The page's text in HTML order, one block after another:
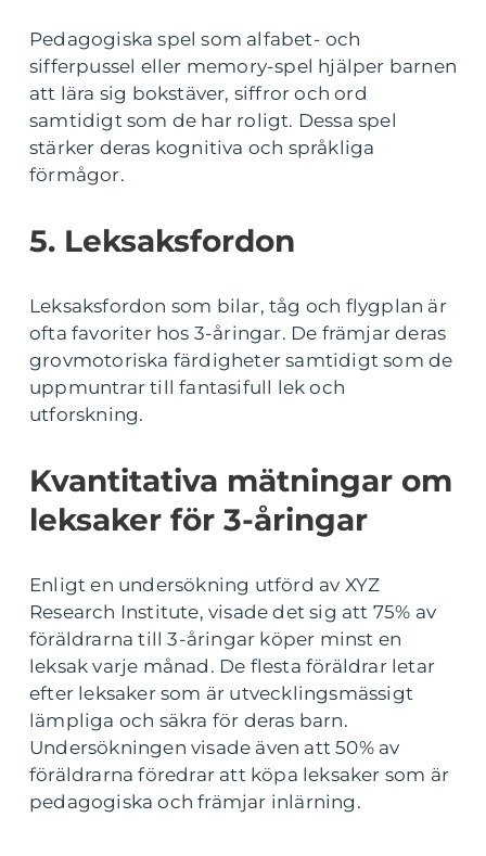
Pedagogiska spel som alfabet- och
sifferpussel eller memory-spel hjälper barnen
att lära sig bokstäver, siffror och ord
samtidigt som de har roligt. Dessa spel
stärker deras kognitiva och språkliga
förmågor.
5. Leksaksfordon
Leksaksfordon som bilar, tåg och flygplan är
ofta favoriter hos 3-åringar. De främjar deras
grovmotoriska färdigheter samtidigt som de
uppmuntrar till fantasifull lek och
utforskning.
Kvantitativa mätningar om
leksaker för 3-åringar
Enligt en undersökning utförd av XYZ
Research Institute, visade det sig att 75% av
föräldrarna till 3-åringar köper minst en
leksak varje månad. De flesta föräldrar letar
efter leksaker som är utvecklingsmässigt
lämpliga och säkra för deras barn.
Undersökningen visade även att 50% av
föräldrarna föredrar att köpa leksaker som är
pedagogiska och främjar inlärning.